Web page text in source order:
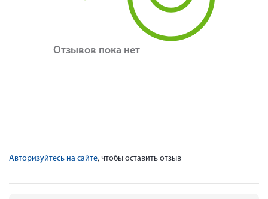
Отзывов пока нет
Авторизуйтесь на сайте, чтобы оставить отзыв